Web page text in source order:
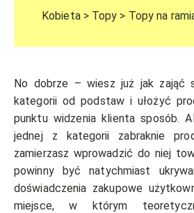
Kobieta > Topy > Topy na
No dobrze – wiesz już jak zająć
kategorii od podstaw i ułożyć
punktu widzenia klienta sposób.
jednej z kategorii zabraknie
zamierzasz wprowadzić do niej
powinny być natychmiast
doświadczenia zakupowe
miejsce, w którym